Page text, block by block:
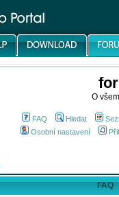
O
FAQ Hledat
Osobní nastavení
FAQ